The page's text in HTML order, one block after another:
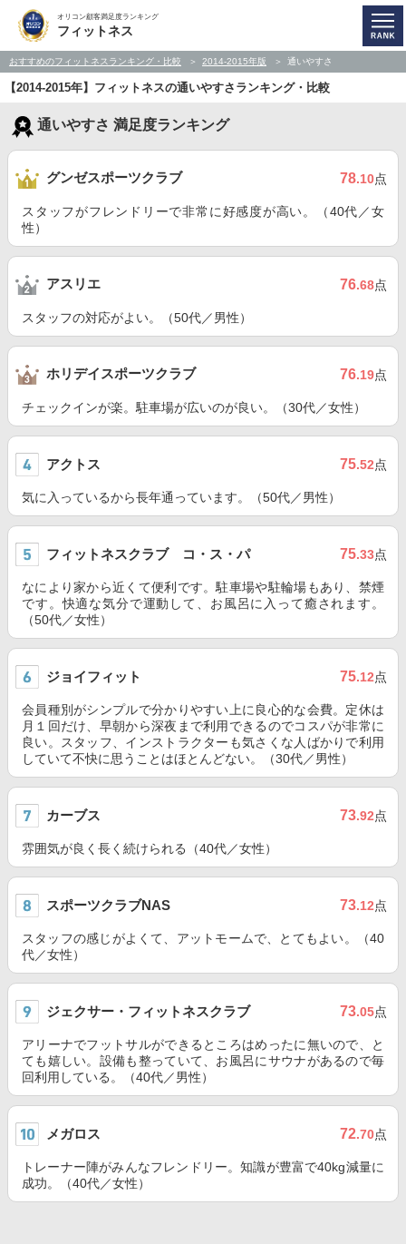
オリコン顧客満足度ランキング
フィットネス
おすすめのフィットネスランキング・比較 2014-2015年版 通いやすさ
【2014-2015年】フィットネスの通いやすさランキング・比較
通いやすさ 満足度ランキング
グンゼスポーツクラブ 78.10点
スタッフがフレンドリーで非常に好感度が高い。（40代／女
性）
アスリエ 76.68点
スタッフの対応がよい。（50代／男性）
ホリデイスポーツクラブ 76.19点
チェックインが楽。駐車場が広いのが良い。（30代／女性）
アクトス 75.52点
気に入っているから長年通っています。（50代／男性）
フィットネスクラブ コ・ス・パ 75.33点
なにより家から近くて便利です。駐車場や駐輪場もあり、禁煙
です。快適な気分で運動して、お風呂に入って癒されます。
（50代／女性）
ジョイフィット 75.12点
会員種別がシンプルで分かりやすい上に良心的な会費。定休は
月１回だけ、早朝から深夜まで利用できるのでコスパが非常に
良い。スタッフ、インストラクターも気さくな人ばかりで利用
していて不快に思うことはほとんどない。（30代／男性）
カーブス 73.92点
雰囲気が良く長く続けられる（40代／女性）
スポーツクラブNAS 73.12点
スタッフの感じがよくて、アットモームで、とてもよい。（40
代／女性）
ジェクサー・フィットネスクラブ 73.05点
アリーナでフットサルができるところはめったに無いので、と
ても嬉しい。設備も整っていて、お風呂にサウナがあるので毎
回利用している。（40代／男性）
メガロス 72.70点
トレーナー陣がみんなフレンドリー。知識が豊富で40kg減量に
成功。（40代／女性）